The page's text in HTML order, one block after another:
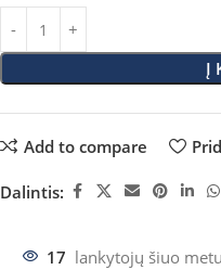
Į
Add to compare
Dalintis:
17 lankytojų šiuo